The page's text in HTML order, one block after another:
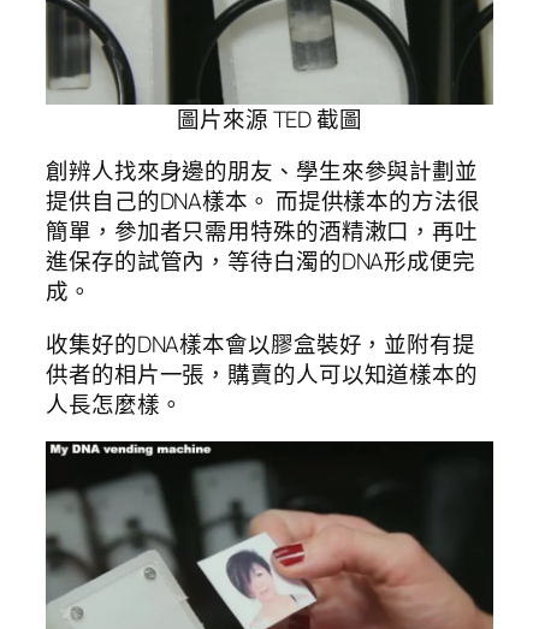
圖片來源 TED 截圖
創辨人找來身邊的朋友、學生來參與計劃並
提供自己的DNA樣本。 而提供樣本的方法很
簡單，參加者只需用特殊的酒精潄口，再吐
進保存的試管內，等待白濁的DNA形成便完
成。
收集好的DNA樣本會以膠盒裝好，並附有提
供者的相片一張，購賣的人可以知道樣本的
人長怎麼樣。